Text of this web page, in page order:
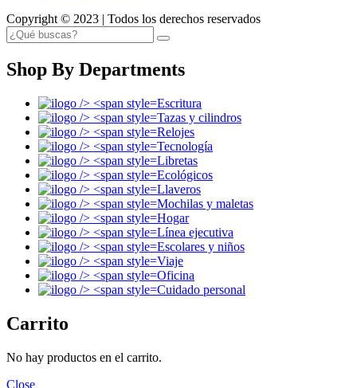
Copyright © 2023 | Todos los derechos reservados
Shop By Departments
Escritura
Tazas y cilindros
Relojes
Tecnología
Libretas
Ecológicos
Llaveros
Mochilas y maletas
Hogar
Línea ejecutiva
Escolares y niños
Viaje
Oficina
Cuidado personal
Carrito
No hay productos en el carrito.
Close